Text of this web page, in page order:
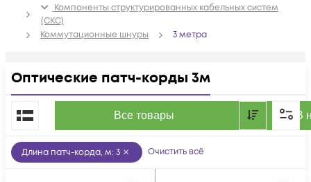
Компоненты структурированных кабельных систем
(СКС)
Коммутационные шнуры
3 метра
Оптические патч-корды 3м
Все товары В
По популярности
Длина патч-корда, м: 3 Очистить всё